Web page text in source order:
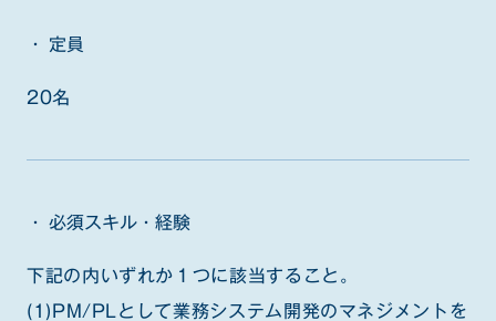
定員
20名
必須スキル・経験
下記の内いずれか１つに該当すること。
(1)PM/PLとして業務システム開発のマネジメントを